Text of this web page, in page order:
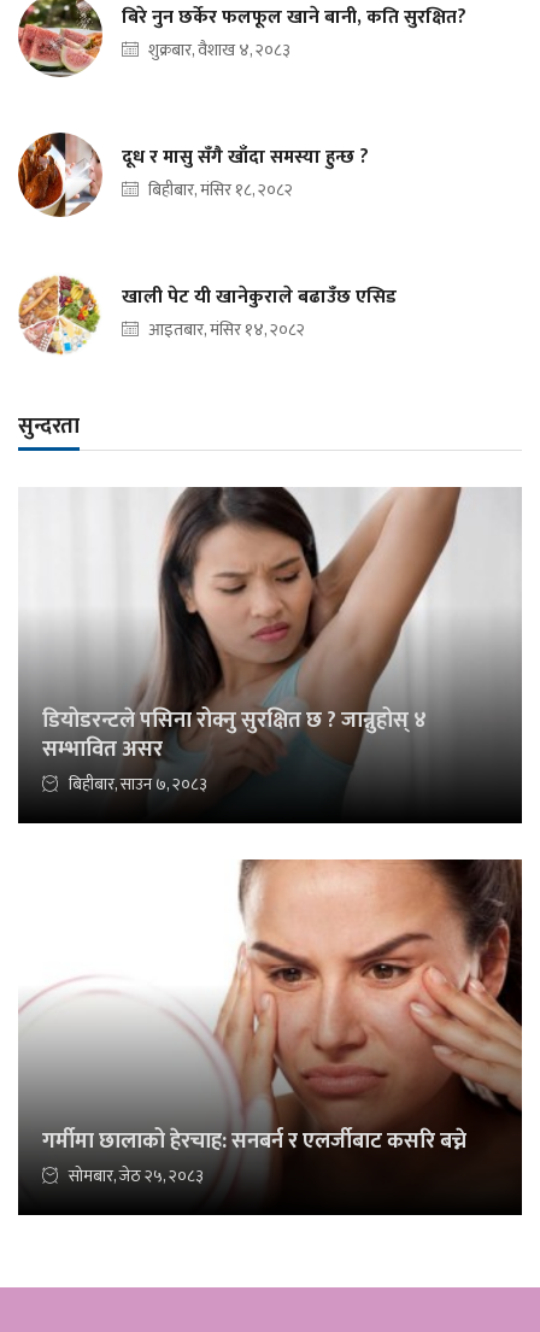
बिरे नुन छर्केर फलफूल खाने बानी, कति सुरक्षित?
शुक्रबार, वैशाख ४, २०८३
दूध र मासु सँगै खाँदा समस्या हुन्छ ?
बिहीबार, मंसिर १८, २०८२
खाली पेट यी खानेकुराले बढाउँछ एसिड
आइतबार, मंसिर १४, २०८२
सुन्दरता
डियोडरन्टले पसिना रोक्नु सुरक्षित छ ? जान्नुहोस् ४
सम्भावित असर
बिहीबार, साउन ७, २०८३
गर्मीमा छालाको हेरचाह: सनबर्न र एलर्जीबाट कसरि बच्ने
सोमबार, जेठ २५, २०८३